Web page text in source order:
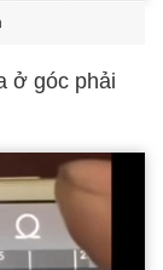
ở góc phải